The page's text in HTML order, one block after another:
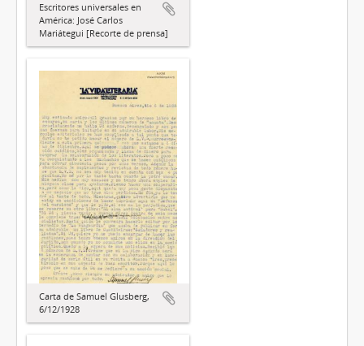
Escritores universales en
América: José Carlos
Mariátegui [Recorte de prensa]
Carta de Samuel Glusberg,
6/12/1928